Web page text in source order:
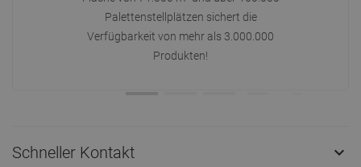
Palettenstellplätzen sichert die
Verfügbarkeit von mehr als 3.000.000
Produkten!
Schneller Kontakt 